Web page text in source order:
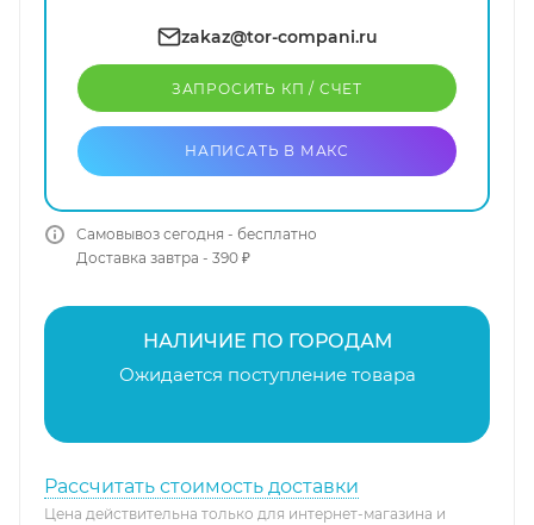
zakaz@tor-compani.ru
ЗАПРОСИТЬ КП / CЧЕТ
НАПИСАТЬ В МАКС
Самовывоз сегодня - бесплатно
Доставка завтра - 390 ₽
НАЛИЧИЕ ПО ГОРОДАМ
Ожидается поступление товара
Рассчитать стоимость доставки
Цена действительна только для интернет-магазина и